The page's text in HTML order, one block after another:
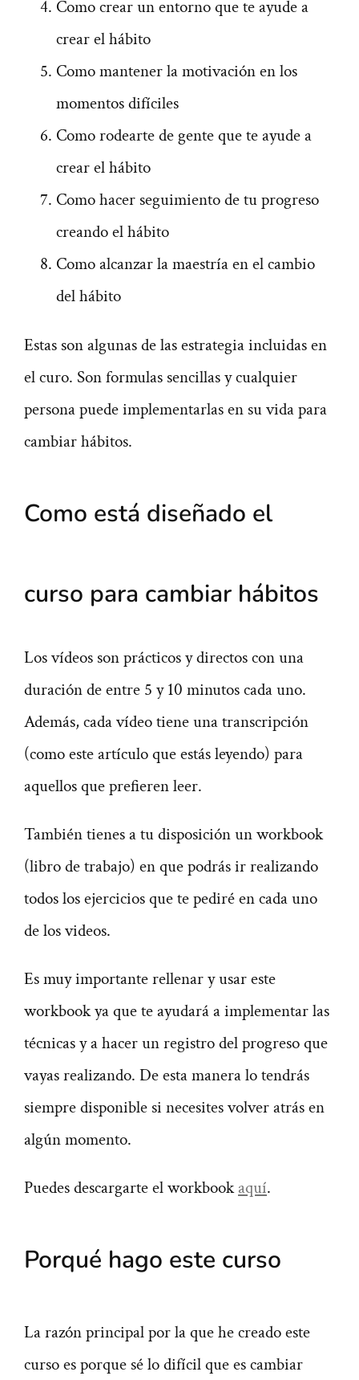
Como crear un entorno que te ayude a
crear el hábito
Como mantener la motivación en los
momentos difíciles
Como rodearte de gente que te ayude a
crear el hábito
Como hacer seguimiento de tu progreso
creando el hábito
Como alcanzar la maestría en el cambio
del hábito
Estas son algunas de las estrategia incluidas en
el curo. Son formulas sencillas y cualquier
persona puede implementarlas en su vida para
cambiar hábitos.
Como está diseñado el
curso para cambiar hábitos
Los vídeos son prácticos y directos con una
duración de entre 5 y 10 minutos cada uno.
Además, cada vídeo tiene una transcripción
(como este artículo que estás leyendo) para
aquellos que prefieren leer.
También tienes a tu disposición un workbook
(libro de trabajo) en que podrás ir realizando
todos los ejercicios que te pediré en cada uno
de los videos.
Es muy importante rellenar y usar este
workbook ya que te ayudará a implementar las
técnicas y a hacer un registro del progreso que
vayas realizando. De esta manera lo tendrás
siempre disponible si necesites volver atrás en
algún momento.
Puedes descargarte el workbookaquí.
Porqué hago este curso
La razón principal por la que he creado este
curso es porque sé lo difícil que es cambiar